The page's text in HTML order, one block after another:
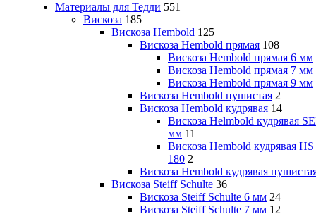
Материалы для Тедди 551
Вискоза 185
Вискоза Hembold 125
Вискоза Hembold прямая 108
Вискоза Hembold прямая 6 мм
Вискоза Hembold прямая 7 мм
Вискоза Hembold прямая 9 мм
Вискоза Hembold пушистая 2
Вискоза Hembold кудрявая 14
Вискоза Helmbold кудрявая
мм 11
Вискоза Hembold кудрявая HS
180 2
Вискоза Hembold кудрявая
Вискоза Steiff Schulte 36
Вискоза Steiff Schulte 6 мм 24
Вискоза Steiff Schulte 7 мм 12